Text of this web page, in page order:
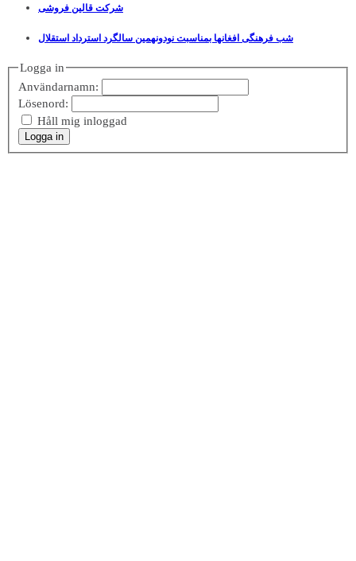
شرکت قالین فروشی
شب فرهنگی افغانها بمناسبت نودونهمین سالگرد استرداد استقلال
Logga in
Användarnamn:
Lösenord:
Håll mig inloggad
Logga in